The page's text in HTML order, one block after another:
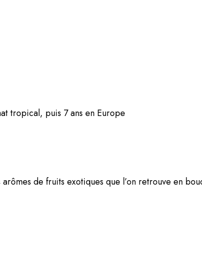
tropical, puis 7 ans en Europe
de fruits exotiques que l’on retrouve en